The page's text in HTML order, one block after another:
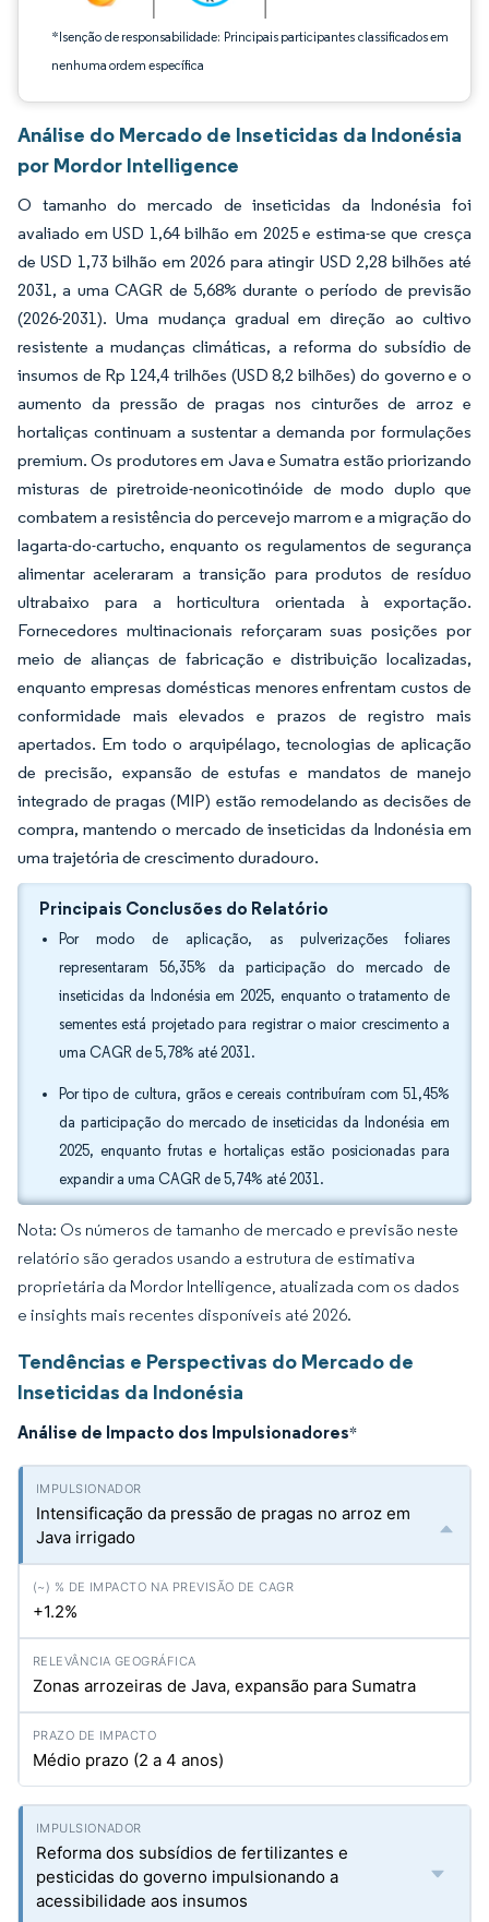
*Isenção de responsabilidade: Principais participantes classificados em
nenhuma ordem específica
Análise do Mercado de Inseticidas da Indonésia
por Mordor Intelligence
O tamanho do mercado de inseticidas da Indonésia foi
avaliado em USD 1,64 bilhão em 2025 e estima-se que cresça
de USD 1,73 bilhão em 2026 para atingir USD 2,28 bilhões até
2031, a uma CAGR de 5,68% durante o período de previsão
(2026-2031). Uma mudança gradual em direção ao cultivo
resistente a mudanças climáticas, a reforma do subsídio de
insumos de Rp 124,4 trilhões (USD 8,2 bilhões) do governo e o
aumento da pressão de pragas nos cinturões de arroz e
hortaliças continuam a sustentar a demanda por formulações
premium. Os produtores em Java e Sumatra estão priorizando
misturas de piretroide-neonicotinóide de modo duplo que
combatem a resistência do percevejo marrom e a migração do
lagarta-do-cartucho, enquanto os regulamentos de segurança
alimentar aceleraram a transição para produtos de resíduo
ultrabaixo para a horticultura orientada à exportação.
Fornecedores multinacionais reforçaram suas posições por
meio de alianças de fabricação e distribuição localizadas,
enquanto empresas domésticas menores enfrentam custos de
conformidade mais elevados e prazos de registro mais
apertados. Em todo o arquipélago, tecnologias de aplicação
de precisão, expansão de estufas e mandatos de manejo
integrado de pragas (MIP) estão remodelando as decisões de
compra, mantendo o mercado de inseticidas da Indonésia em
uma trajetória de crescimento duradouro.
Principais Conclusões do Relatório
Por modo de aplicação, as pulverizações foliares
representaram 56,35% da participação do mercado de
inseticidas da Indonésia em 2025, enquanto o tratamento de
sementes está projetado para registrar o maior crescimento a
uma CAGR de 5,78% até 2031.
Por tipo de cultura, grãos e cereais contribuíram com 51,45%
da participação do mercado de inseticidas da Indonésia em
2025, enquanto frutas e hortaliças estão posicionadas para
expandir a uma CAGR de 5,74% até 2031.
Nota: Os números de tamanho de mercado e previsão neste
relatório são gerados usando a estrutura de estimativa
proprietária da Mordor Intelligence, atualizada com os dados
e insights mais recentes disponíveis até 2026.
Tendências e Perspectivas do Mercado de
Inseticidas da Indonésia
Análise de Impacto dos Impulsionadores*
Intensificação da pressão de pragas no arroz em
Java irrigado
+1.2%
Zonas arrozeiras de Java, expansão para Sumatra
Médio prazo (2 a 4 anos)
Reforma dos subsídios de fertilizantes e
pesticidas do governo impulsionando a
acessibilidade aos insumos